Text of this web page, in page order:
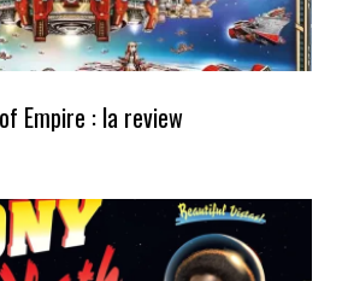
Empire : la review